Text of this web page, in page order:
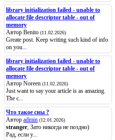
library initialization failed - unable to
allocate file descriptor table - out of
memory
Автор Benito (11.02.2026)
Greate post. Keep writing such kind of info
on you...
library initialization failed - unable to
allocate file descriptor table - out of
memory
Автор Noreen (11.02.2026)
Just want to say your article is as amazing.
The c...
Что такое сны ?
Автор admin (12.01.2026)
stranger , Зато никогда не поздно)
Рад, если у...